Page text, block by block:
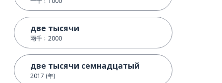
две тысячи
兩千﹔2000
две тысячи семнадцатый
2017 (年)